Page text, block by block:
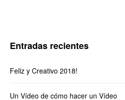
Entradas recientes
Feliz y Creativo 2018!
Un Vídeo de cómo hacer un Vídeo